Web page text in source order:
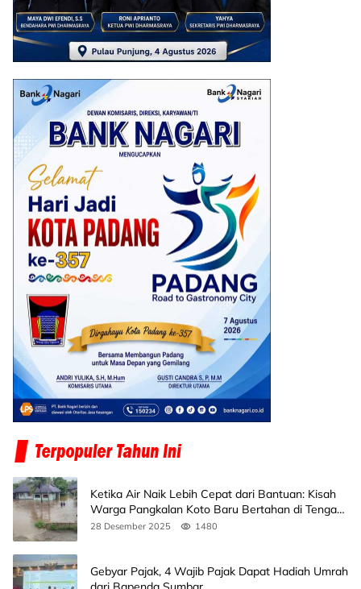
Ketika Air Naik Lebih Cepat dari Bantuan: Kisah
Warga Pangkalan Koto Baru Bertahan di Tengah
Banjir
28 Desember 2025 1480
Gebyar Pajak, 4 Wajib Pajak Dapat Hadiah Umrah